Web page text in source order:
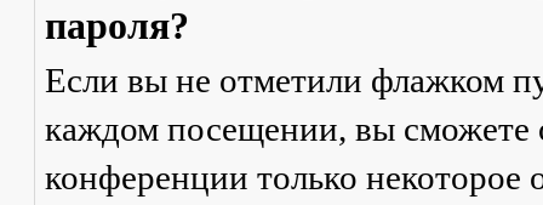
пароля?
Если вы не отметили флажком
каждом посещении, вы сможете
конференции только некоторое